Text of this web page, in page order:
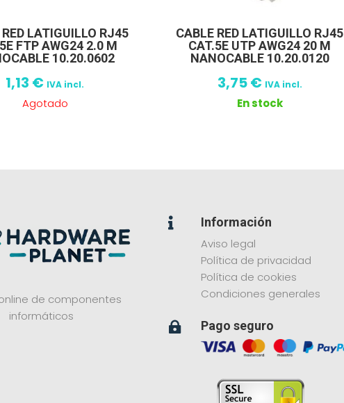
LATIGUILLO RJ45
FTP AWG24 2.0 M
10.20.0602
1,13 € IVA incl.
Agotado
CABLE RED LATIGUILLO RJ45
CAT.5E UTP AWG24 20 M
NANOCABLE 10.20.0120
3,75€ IVA incl.
En stock
de componentes
informáticos

Información
Aviso legal
Política de privacidad
Política de cookies
Condiciones generales
 Pago seguro